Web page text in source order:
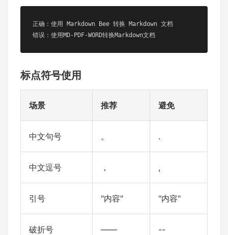
正确：使用 Markdown Bee 转换 Markdown 文档
错误：使用MD-PDF-WORD转换Markdown文档
标点符号使用
场景 推荐 避免
中文句号 。 .
中文逗号 ， ,
引号 "内容" "内容"
破折号 —— --